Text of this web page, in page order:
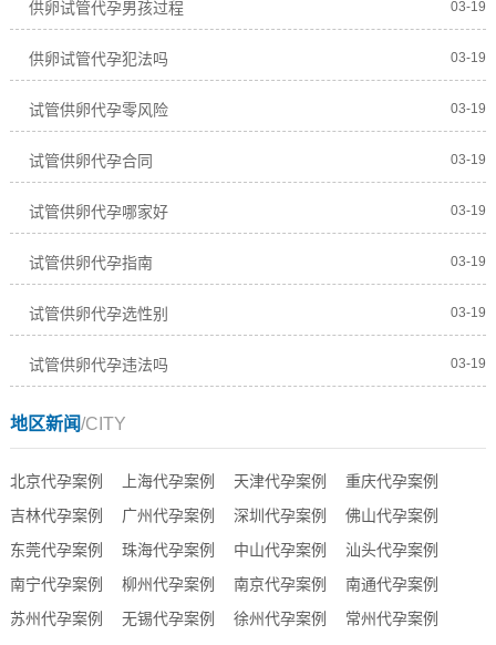
供卵试管代孕男孩过程 03-19
供卵试管代孕犯法吗 03-19
试管供卵代孕零风险 03-19
试管供卵代孕合同 03-19
试管供卵代孕哪家好 03-19
试管供卵代孕指南 03-19
试管供卵代孕选性别 03-19
试管供卵代孕违法吗 03-19
地区新闻/CITY
北京代孕案例 上海代孕案例 天津代孕案例
重庆代孕案例
吉林代孕案例
广州代孕案例 深圳代孕案例
佛山代孕案例
东莞代孕案例
珠海代孕案例 中山代孕案例
汕头代孕案例
南宁代孕案例
柳州代孕案例 南京代孕案例
南通代孕案例
苏州代孕案例
无锡代孕案例 徐州代孕案例
常州代孕案例